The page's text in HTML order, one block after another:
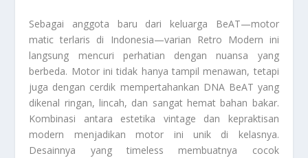
Sebagai anggota baru dari keluarga BeAT—motor
matic terlaris di Indonesia—varian Retro Modern ini
langsung mencuri perhatian dengan nuansa yang
berbeda. Motor ini tidak hanya tampil menawan, tetapi
juga dengan cerdik mempertahankan DNA BeAT yang
dikenal ringan, lincah, dan sangat hemat bahan bakar.
Kombinasi antara estetika vintage dan kepraktisan
modern menjadikan motor ini unik di kelasnya.
Desainnya yang timeless membuatnya cocok